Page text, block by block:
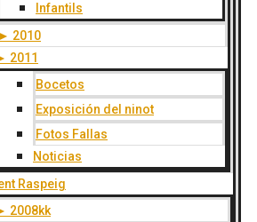
Infantils
► 2010
2011
Bocetos
Exposición del ninot
Fotos Fallas
Noticias
Raspeig
2008kk